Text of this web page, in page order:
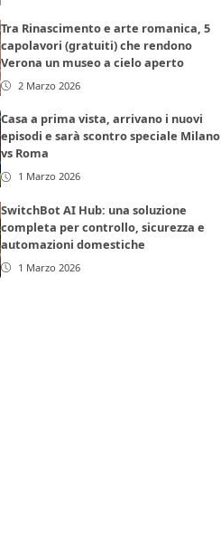
Tra Rinascimento e arte romanica, 5
capolavori (gratuiti) che rendono
Verona un museo a cielo aperto
2 Marzo 2026
Casa a prima vista, arrivano i nuovi
episodi e sarà scontro speciale Milano
vs Roma
1 Marzo 2026
SwitchBot AI Hub: una soluzione
completa per controllo, sicurezza e
automazioni domestiche
1 Marzo 2026